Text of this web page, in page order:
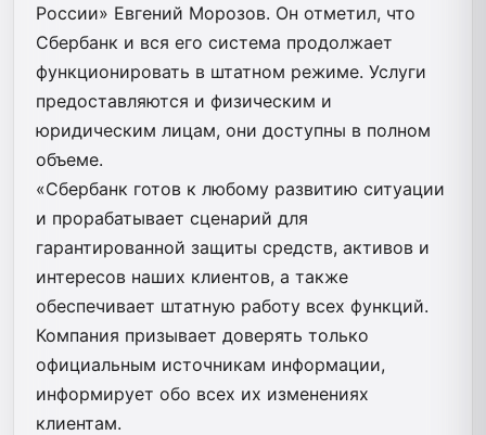
России» Евгений Морозов. Он отметил, что
Сбербанк и вся его система продолжает
функционировать в штатном режиме. Услуги
предоставляются и физическим и
юридическим лицам, они доступны в полном
объеме.
«Сбербанк готов к любому развитию ситуации
и прорабатывает сценарий для
гарантированной защиты средств, активов и
интересов наших клиентов, а также
обеспечивает штатную работу всех функций.
Компания призывает доверять только
официальным источникам информации,
информирует обо всех их изменениях
клиентам.